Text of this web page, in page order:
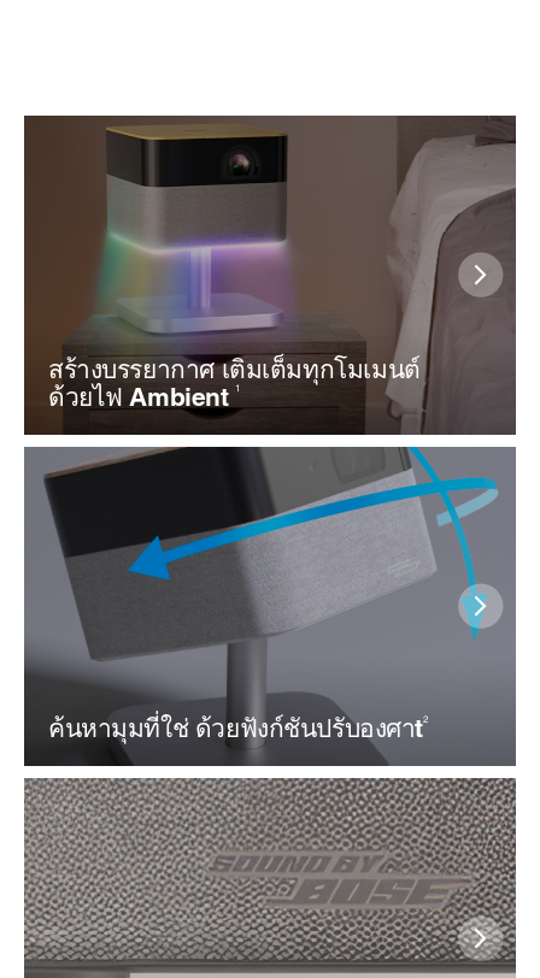
สร้างบรรยากาศ เติมเต็มทุกโมเมนต์
ด้วยไฟ Ambient1
ค้นหามุมที่ใช่ ด้วยฟังก์ชันปรับองศาt2